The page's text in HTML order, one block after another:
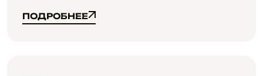
ПОДРОБНЕЕ
ПОДРОБНЕЕ